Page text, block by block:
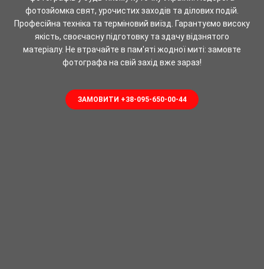
фотозйомка свят, урочистих заходів та ділових подій.
Професійна техніка та терміновий виїзд. Гарантуємо високу
якість, своєчасну підготовку та здачу відзнятого
матеріалу. Не втрачайте в пам'яті жодної миті: замовте
фотографа на свій захід вже зараз!
ЗАМОВИТИ +38-095-650-00-44